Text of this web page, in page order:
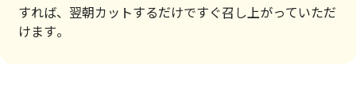
すれば、翌朝カットするだけですぐ召し上がっていただ
けます。